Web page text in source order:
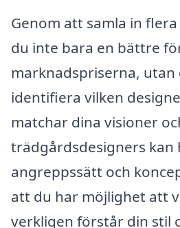
Genom att samla in
du inte bara en bättre
marknadspriserna, utan
identifiera vilken
matchar dina visioner
trädgårdsdesigners kan
angreppssätt och
att du har möjlighet att
verkligen förstår din stil